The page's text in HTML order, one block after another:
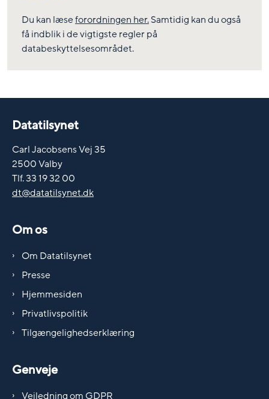
Du kan læseforordningen her.Samtidig kan du også
få indblik i de vigtigste regler på
databeskyttelsesområdet.
Datatilsynet
Carl Jacobsens Vej 35
2500 Valby
Tlf. 33 19 32 00
dt@datatilsynet.dk
Om os
Om Datatilsynet
Presse
Hjemmesiden
Privatlivspolitik
Tilgængelighedserklæring
Genveje
Vejledning om GDPR